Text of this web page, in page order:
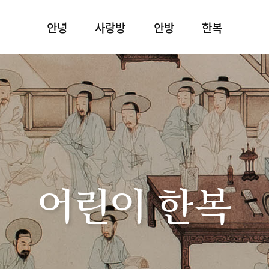
안녕 사랑방 안방 한복
어린이 한복